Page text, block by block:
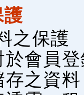
之保護
於會員
存之資